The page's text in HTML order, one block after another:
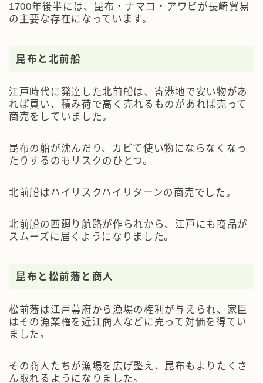
1700年後半には、昆布・ナマコ・アワビが長崎貿易
の主要な存在になっています。
昆布と北前船
江戸時代に発達した北前船は、寄港地で安い物があ
れば買い、積み荷で高く売れるものがあれば売って
商売をしていました。
昆布の船が沈んだり、カビて使い物にならなくなっ
たりするのもリスクのひとつ。
北前船はハイリスクハイリターンの商売でした。
北前船の西廻り航路が作られから、江戸にも商品が
スムーズに届くようになりました。
昆布と松前藩と商人
松前藩は江戸幕府から漁場の権利が与えられ、家臣
はその漁業権を近江商人などに売って対価を得てい
ました。
その商人たちが漁場を広げ整え、昆布もよりたくさ
ん取れるようになりました。